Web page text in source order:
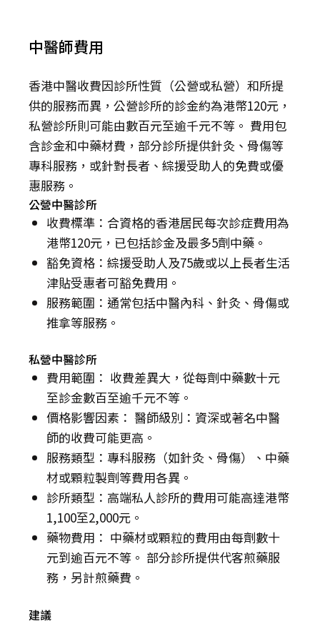
中醫師費用
香港中醫收費因診所性質（公營或私營）和所提
供的服務而異，公營診所的診金約為港幣120元，
私營診所則可能由數百元至逾千元不等。 費用包
含診金和中藥材費，部分診所提供針灸、骨傷等
專科服務，或針對長者、綜援受助人的免費或優
惠服務。
公營中醫診所
收費標準：合資格的香港居民每次診症費用為
港幣120元，已包括診金及最多5劑中藥。
豁免資格：綜援受助人及75歲或以上長者生活
津貼受惠者可豁免費用。
服務範圍：通常包括中醫內科、針灸、骨傷或
推拿等服務。
私營中醫診所
費用範圍： 收費差異大，從每劑中藥數十元
至診金數百至逾千元不等。
價格影響因素： 醫師級別：資深或著名中醫
師的收費可能更高。
服務類型：專科服務（如針灸、骨傷）、中藥
材或顆粒製劑等費用各異。
診所類型：高端私人診所的費用可能高達港幣
1,100至2,000元。
藥物費用： 中藥材或顆粒的費用由每劑數十
元到逾百元不等。 部分診所提供代客煎藥服
務，另計煎藥費。
建議